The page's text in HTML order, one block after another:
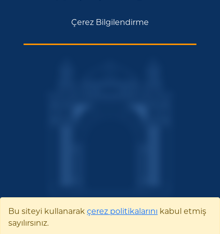
Çerez Bilgilendirme
Bu siteyi kullanarak çerez politikalarını kabul etmiş
sayılırsınız.